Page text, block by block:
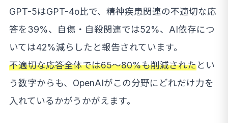
GPT-5はGPT-4o比で、精神疾患関連の不適切な応
答を39%、自傷・自殺関連では52%、AI依存につ
いては42%減らしたと報告されています。
不適切な応答全体では65〜80%も削減されたとい
う数字からも、OpenAIがこの分野にどれだけ力を
入れているかがうかがえます。